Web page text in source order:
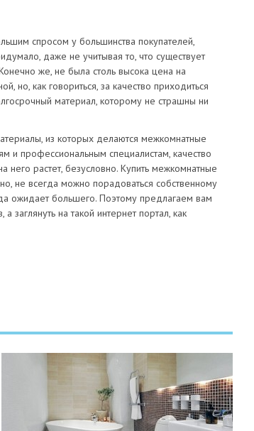
спросом у большинства покупателей,
даже не учитывая то, что существует
же, не была столь высока цена на
но, как говориться, за качество приходиться
материал, которому не страшны ни
из которых делаются межкомнатные
и профессиональным специалистам, качество
растет, безусловно. Купить межкомнатные
не всегда можно порадоваться собственному
ожидает большего. Поэтому предлагаем вам
на такой интернет портал, как